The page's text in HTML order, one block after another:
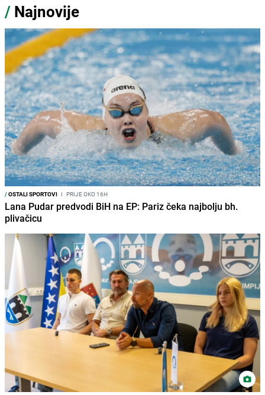
/ Najnovije
/OSTALI SPORTOVI I PRIJE OKO 16H
Lana Pudar predvodi BiH na EP: Pariz čeka najbolju bh.
plivačicu